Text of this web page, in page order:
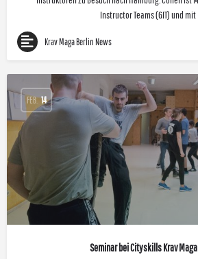
Instructor Teams (GIT) und
Krav Maga Berlin News
FEB. 14
Seminar bei Cityskills Krav